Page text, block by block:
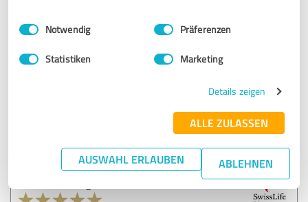
Impressum Datenschutzbestimmungen
Einwilligungsauswahl
Notwendig Präferenzen
Statistiken Marketing
Details zeigen
ALLE ZULASSEN
AUSWAHL ERLAUBEN ABLEHNEN
73 Bewertungen
Swiss Life Select Beratungszentrum Wels